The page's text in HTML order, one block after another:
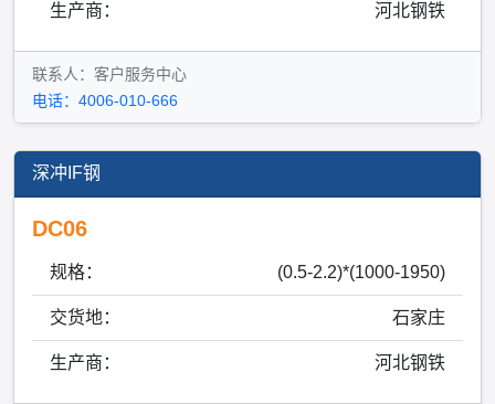
生产商： 河北钢铁
联系人：客户服务中心
电话：4006-010-666
深冲IF钢
DC06
规格： (0.5-2.2)*(1000-1950)
交货地： 石家庄
生产商： 河北钢铁